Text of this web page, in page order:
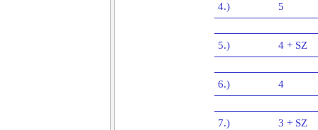
4.) 5
5.) 4 + SZ
6.) 4
7.) 3 + SZ